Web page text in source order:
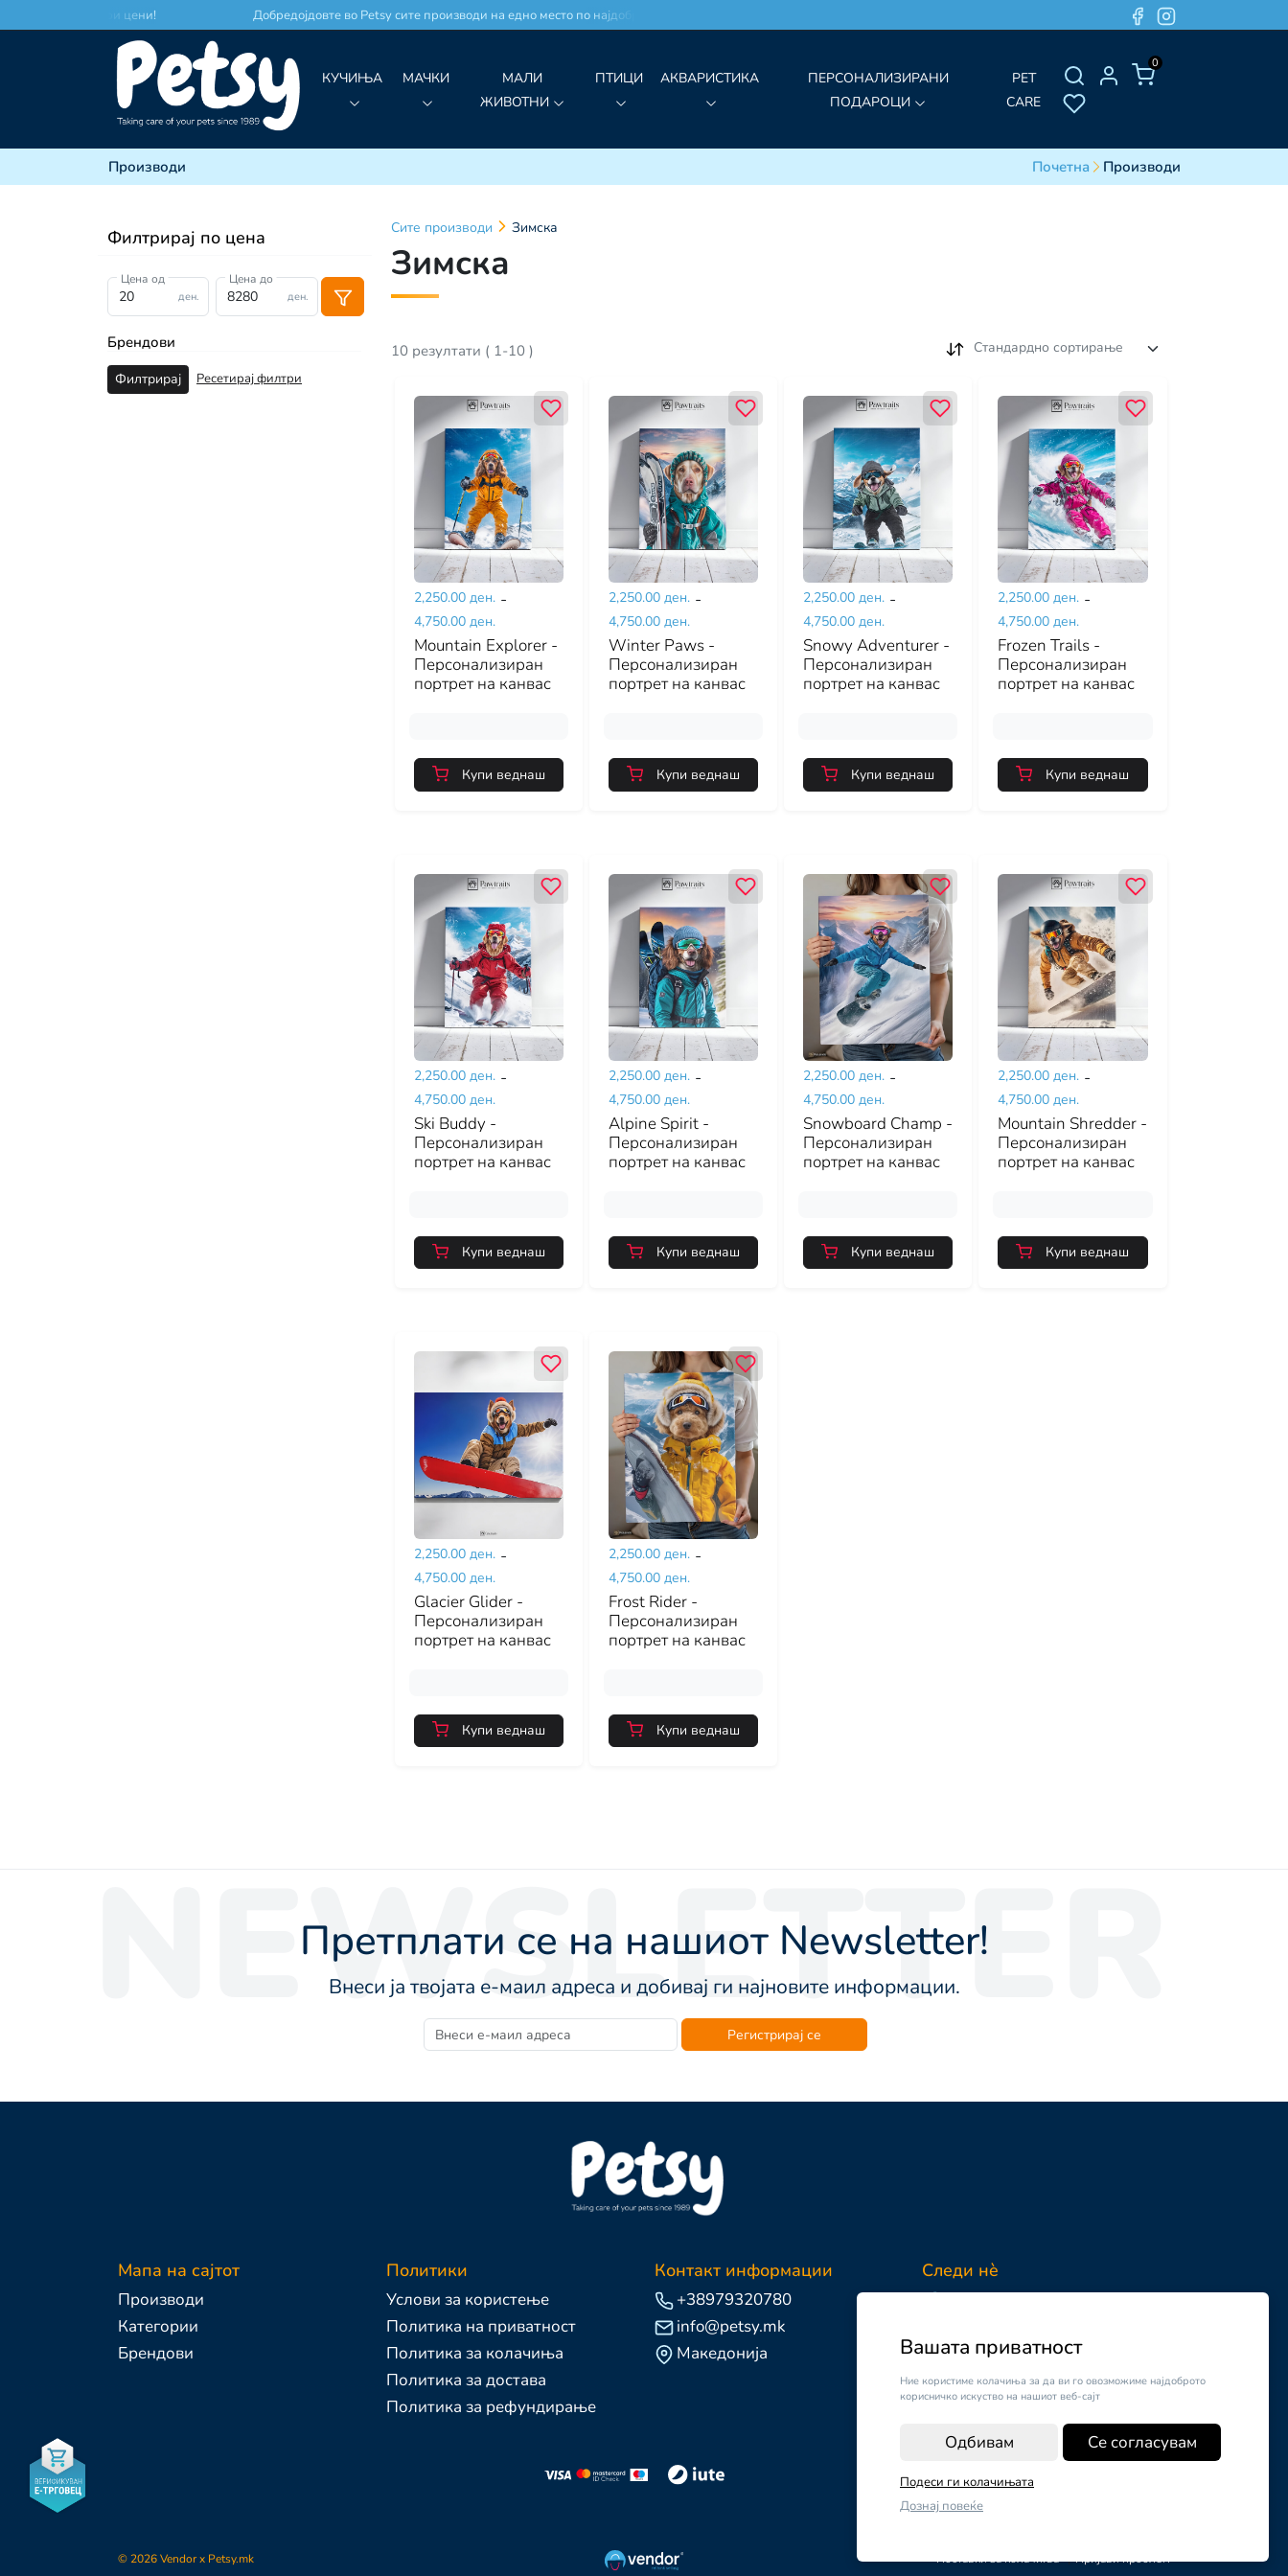
Вашата приватност
Ние користиме колачиња за да ви го овозможиме најдоброто
корисничко искуство на нашиот веб-сајт
Одбивам Се согласувам
Подеси ги колачињата
Дознај повеќе
по најдобри цени! Добредојдовте во Petsy сите производи на едно место по најдобри цени!
0
КУЧИЊА МАЧКИ
МАЛИ
ЖИВОТНИ
ПТИЦИ АКВАРИСТИКА
ПЕРСОНАЛИЗИРАНИ
ПОДАРОЦИ
PET
CARE
Производи Почетна Производи
Филтрирај по цена
ден.
Цена од
ден.
Цена до
Брендови
Филтрирај Ресетирај филтри
Сите производи Зимска
Зимска
10 резултати ( 1-10 ) Стандардно сортирање
2,250.00 ден. -
4,750.00 ден.
Mountain Explorer -
Персонализиран
портрет на канвас
Купи веднаш
2,250.00 ден. -
4,750.00 ден.
Winter Paws -
Персонализиран
портрет на канвас
Купи веднаш
2,250.00 ден. -
4,750.00 ден.
Snowy Adventurer -
Персонализиран
портрет на канвас
Купи веднаш
2,250.00 ден. -
4,750.00 ден.
Frozen Trails -
Персонализиран
портрет на канвас
Купи веднаш
2,250.00 ден. -
4,750.00 ден.
Ski Buddy -
Персонализиран
портрет на канвас
Купи веднаш
2,250.00 ден. -
4,750.00 ден.
Alpine Spirit -
Персонализиран
портрет на канвас
Купи веднаш
2,250.00 ден. -
4,750.00 ден.
Snowboard Champ -
Персонализиран
портрет на канвас
Купи веднаш
2,250.00 ден. -
4,750.00 ден.
Mountain Shredder -
Персонализиран
портрет на канвас
Купи веднаш
2,250.00 ден. -
4,750.00 ден.
Glacier Glider -
Персонализиран
портрет на канвас
Купи веднаш
2,250.00 ден. -
4,750.00 ден.
Frost Rider -
Персонализиран
портрет на канвас
Купи веднаш
NEWSLETTER
Претплати се на нашиот Newsletter!
Внеси ја твојата е-маил адреса и добивај ги најновите информации.
Регистрирај се
Мапа на сајтот
Производи
Категории
Брендови
Политики
Услови за користење
Политика на приватност
Политика за колачиња
Политика за достава
Политика за рефундирање
Контакт информации
+38979320780
info@petsy.mk
Македонија
Следи нè
Facebook
© 2026Vendor x Petsy.mk Поставки за колачиња| Пријави проблем